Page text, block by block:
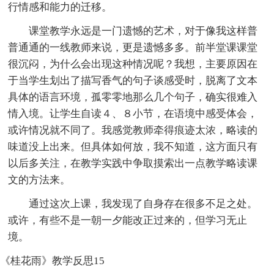
行情感和能力的迁移。
课堂教学永远是一门遗憾的艺术，对于像我这样普
普通通的一线教师来说，更是遗憾多多。前半堂课课堂
很沉闷，为什么会出现这种情况呢？我想，主要原因在
于当学生划出了描写香气的句子谈感受时，脱离了文本
具体的语言环境，孤零零地那么几个句子，确实很难入
情入境。让学生自读４、８小节，在语境中感受体会，
或许情况就不同了。我感觉教师牵得痕迹太浓，略读的
味道没上出来。但具体如何放，我不知道，这方面只有
以后多关注，在教学实践中争取摸索出一点教学略读课
文的方法来。
通过这次上课，我发现了自身存在很多不足之处。
或许，有些不是一朝一夕能改正过来的，但学习无止
境。
《桂花雨》教学反思15